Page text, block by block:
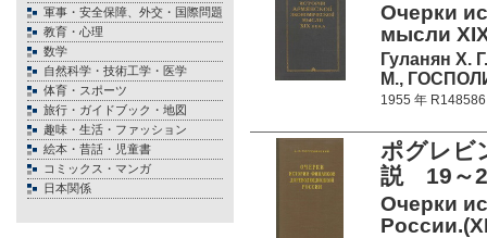
軍事・安全保障、外交・国際問題
教育・心理
数学
自然科学・技術工学・医学
体育・スポーツ
旅行・ガイドブック・地図
趣味・生活・ファッション
絵本・昔話・児童書
コミックス・マンガ
日本関係
Очерки
мысли
Гуланян Х. Г.
М.,
1955 年 R148586
ポグレビ
説 19～
Очерки